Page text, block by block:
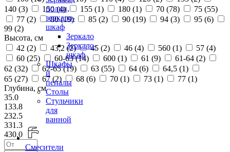
полки,
зеркало-
шкаф
Зеркало
Зеркало-
шкаф
Шкафы
и
пеналы
Столы
Стульчики
для
ванной
Смесители
140 (3) 150 (4) 155 (1) 180 (1) 70 (78) 75 (55)
77 (2) 80 (19) 85 (2) 90 (19) 94 (3) 95 (6)
99 (2)
Высота, см
42 (2) 43,2 (2) 45 (2) 46 (4) 560 (1) 57 (4)
60 (25) 60-63 (14) 600 (1) 61 (9) 61-64 (2)
62 (32) 62-65 (19) 63 (55) 64 (6) 64,5 (1)
65 (27) 67 (2) 68 (6) 70 (1) 73 (1) 77 (1)
Глубина, см
35.0
133.8
232.5
331.3
430.0